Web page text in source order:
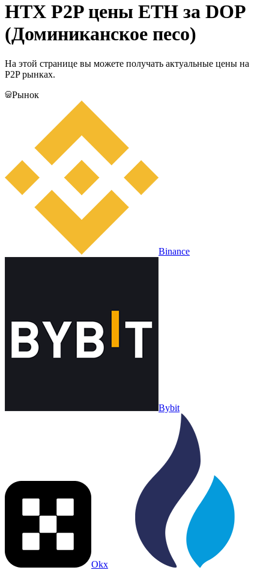
HTX P2P цены ETH за DOP
(Доминиканское песо)
На этой странице вы можете получать актуальные цены на
P2P рынках.
Рынок
Binance
Bybit
Okx